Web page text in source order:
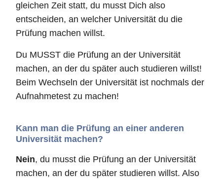
gleichen Zeit statt, du musst Dich also
entscheiden, an welcher Universität du die
Prüfung machen willst.
Du MUSST die Prüfung an der Universität
machen, an der du später auch studieren willst!
Beim Wechseln der Universität ist nochmals der
Aufnahmetest zu machen!
Kann man die Prüfung an einer anderen
Universität machen?
Nein, du musst die Prüfung an der Universität
machen, an der du später studieren willst. Also